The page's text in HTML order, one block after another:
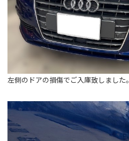
左側のドアの損傷でご入庫致しました。